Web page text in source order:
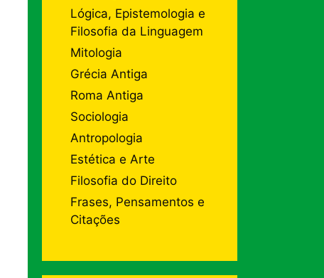
Lógica, Epistemologia e
Filosofia da Linguagem
Mitologia
Grécia Antiga
Roma Antiga
Sociologia
Antropologia
Estética e Arte
Filosofia do Direito
Frases, Pensamentos e
Citações